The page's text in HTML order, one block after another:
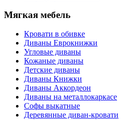
Мягкая мебель
Кровати в обивке
Диваны Еврокнижки
Угловые диваны
Кожаные диваны
Детские диваны
Диваны Книжки
Диваны Аккордеон
Диваны на металлокаркасе
Софы выкатные
Деревянные диван-кровати